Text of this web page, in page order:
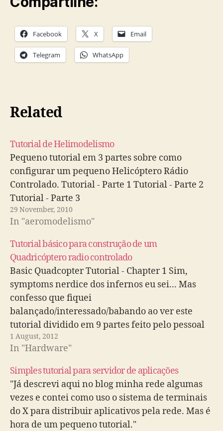
Facebook X Email
Telegram WhatsApp
Related
Tutorial de Helimodelismo
Pequeno tutorial em 3 partes sobre como
configurar um pequeno Helicóptero Rádio
Controlado. Tutorial - Parte 1 Tutorial - Parte 2
Tutorial - Parte 3
29 November, 2010
In "aeromodelismo"
Tutorial básico para construção de um
Quadricóptero radio controlado
Basic Quadcopter Tutorial - Chapter 1 Sim,
symptoms nerdice dos infernos eu sei... Mas
confesso que fiquei
balançado/interessado/babando ao ver este
tutorial dividido em 9 partes feito pelo pessoal
da HoverFly. Nos vídeos mostram os conceitos
básicos de como toda a coisa funciona, como
pensar a estrutura e escolher as…
1 August, 2012
In "Hardware"
Simples tutorial para servidor de aplicações
"Já descrevi aqui no blog minha rede algumas
vezes e contei como uso o sistema de terminais
do X para distribuir aplicativos pela rede. Mas é
hora de um pequeno tutorial."